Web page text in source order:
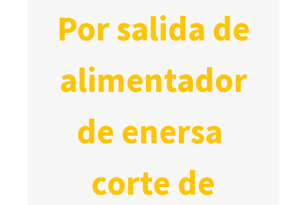
por salida de
alimentador
de enersa
corte de